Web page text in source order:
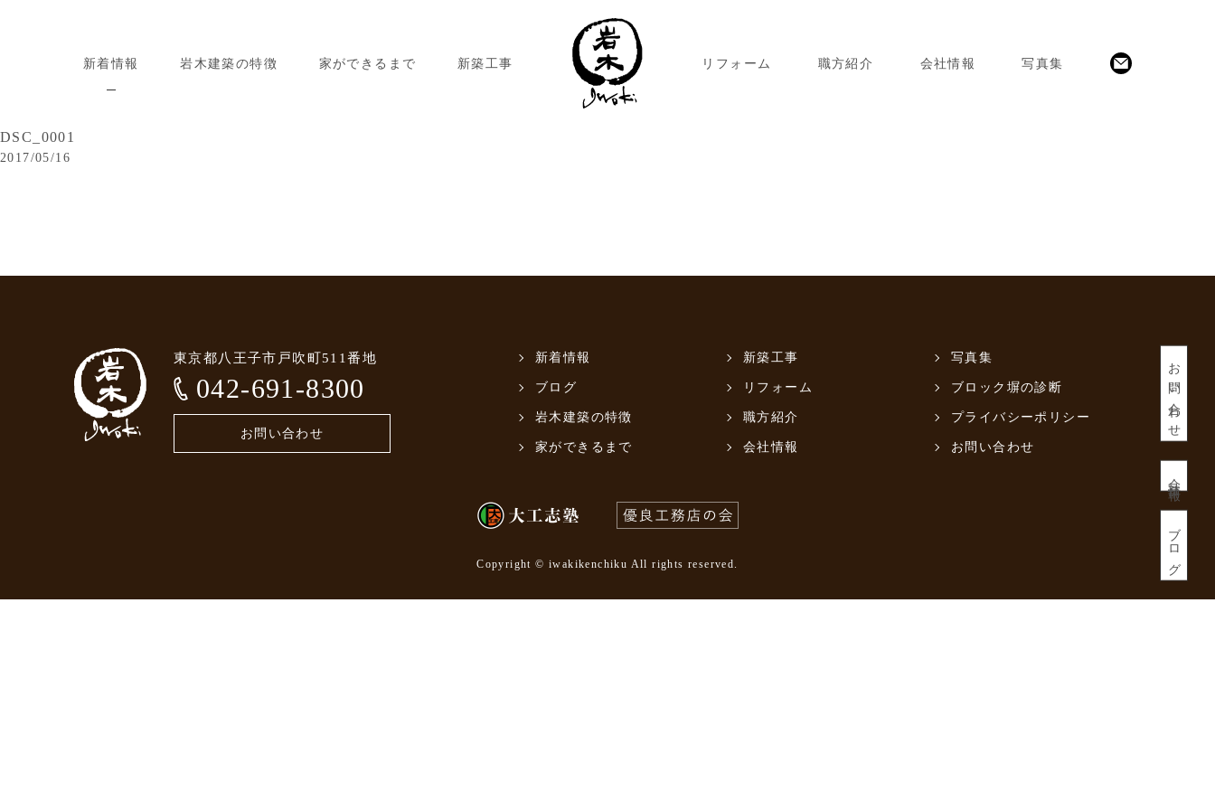
新着情報 岩木建築の特徴 家ができるまで 新築工事 リフォーム 職方紹介 会社情報 写真集
お問い合わせ
会社情報
ブログ
DSC_0001
2017/05/16
東京都八王子市戸吹町511番地
042-691-8300
お問い合わせ
新着情報
ブログ
岩木建築の特徴
家ができるまで
新築工事
リフォーム
職方紹介
会社情報
写真集
ブロック塀の診断
プライバシーポリシー
お問い合わせ
Copyright © iwakikenchiku All rights reserved.